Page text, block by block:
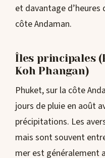
et davantage d’heures
côte Andaman.
Îles principales
Koh Phangan)
Phuket, sur la côte
jours de pluie en août
précipitations. Les
mais sont souvent
mer est généralement